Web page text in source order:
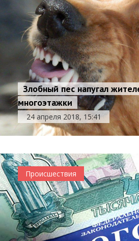
Злобный пес напугал
многоэтажки
24 апреля 2018, 15:41
Происшествия